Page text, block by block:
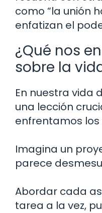
como “la unión
enfatizan el
¿Qué nos
sobre la
En nuestra vida
una lección
enfrentamos los
Imagina un
parece
Abordar cada
tarea a la vez,